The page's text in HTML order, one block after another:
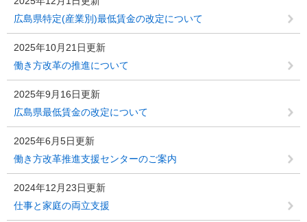
広島県特定(産業別)最低賃金の改定について
2025年10月21日更新
働き方改革の推進について
2025年9月16日更新
広島県最低賃金の改定について
2025年6月5日更新
働き方改革推進支援センターのご案内
2024年12月23日更新
仕事と家庭の両立支援